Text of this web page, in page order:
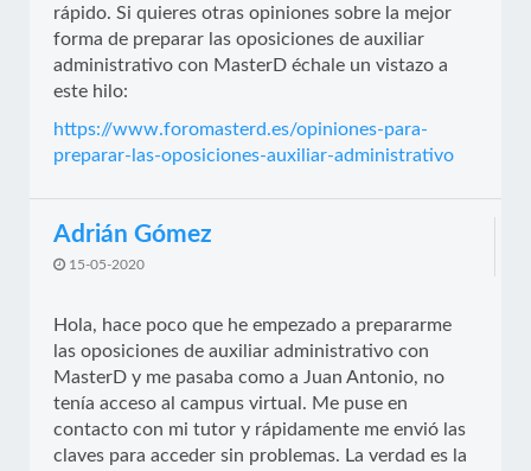
rápido. Si quieres otras opiniones sobre la mejor
forma de preparar las oposiciones de auxiliar
administrativo con MasterD échale un vistazo a
este hilo:
https://www.foromasterd.es/opiniones-para-
preparar-las-oposiciones-auxiliar-administrativo
Adrián Gómez
15-05-2020
Hola, hace poco que he empezado a prepararme
las oposiciones de auxiliar administrativo con
MasterD y me pasaba como a Juan Antonio, no
tenía acceso al campus virtual. Me puse en
contacto con mi tutor y rápidamente me envió las
claves para acceder sin problemas. La verdad es la